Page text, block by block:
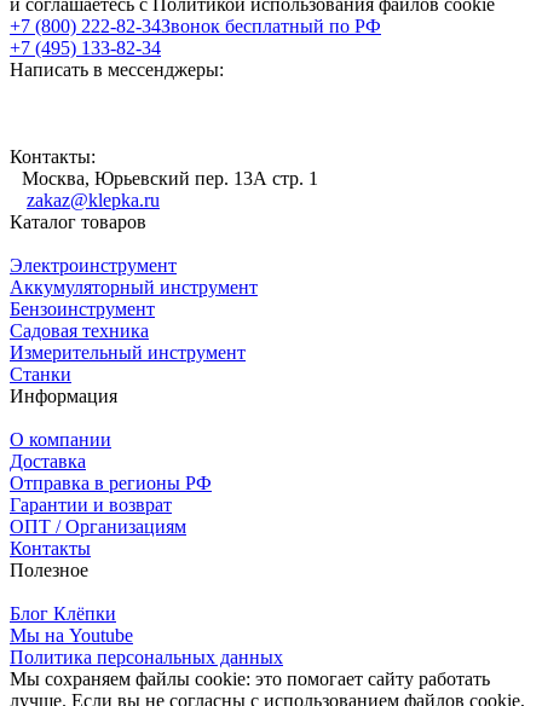
+7 (800) 222-82-34Звонок бесплатный по РФ
+7 (495) 133-82-34
Написать в мессенджеры:
Контакты:
Москва, Юрьевский пер. 13А стр. 1
zakaz@klepka.ru
Каталог товаров
Электроинструмент
Аккумуляторный инструмент
Бензоинструмент
Садовая техника
Измерительный инструмент
Станки
Информация
О компании
Доставка
Отправка в регионы РФ
Гарантии и возврат
ОПТ / Организациям
Контакты
Полезное
Блог Клёпки
Мы на Youtube
Политика персональных данных
Мы сохраняем файлы cookie: это помогает сайту работать
лучше. Если вы не согласны с использованием файлов cookie,